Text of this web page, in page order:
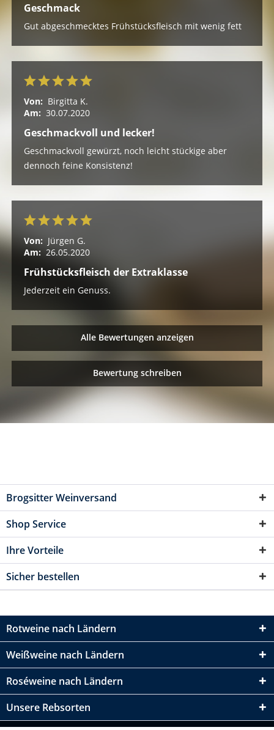
Geschmack
Gut abgeschmecktes Frühstücksfleisch mit wenig fett
Von: Birgitta K.
Am: 30.07.2020
Geschmackvoll und lecker!
Geschmackvoll gewürzt, noch leicht stückige aber
dennoch feine Konsistenz!
Von: Jürgen G.
Am: 26.05.2020
Frühstücksfleisch der Extraklasse
Jederzeit ein Genuss.
Alle Bewertungen anzeigen
Bewertung schreiben
Brogsitter Weinversand
Shop Service
Ihre Vorteile
Sicher bestellen
Rotweine nach Ländern
Weißweine nach Ländern
Roséweine nach Ländern
Unsere Rebsorten